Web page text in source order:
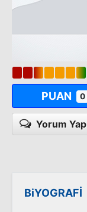
PUAN 0
Yorum Yap
BiYOGRAFİ